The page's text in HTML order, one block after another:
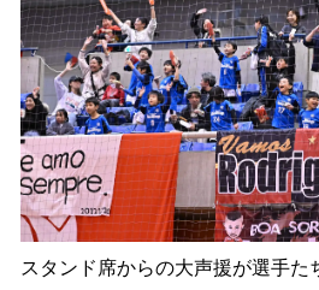
スタンド席からの大声援が選手た